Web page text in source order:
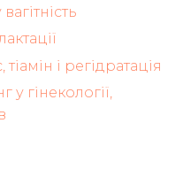
і регідратація
гінекології,